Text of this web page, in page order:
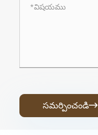
సమర్పించండి